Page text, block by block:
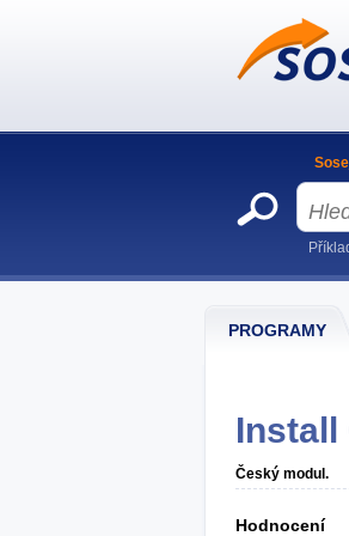
PROGRAMY
Install
Český modul.
Hodnocení